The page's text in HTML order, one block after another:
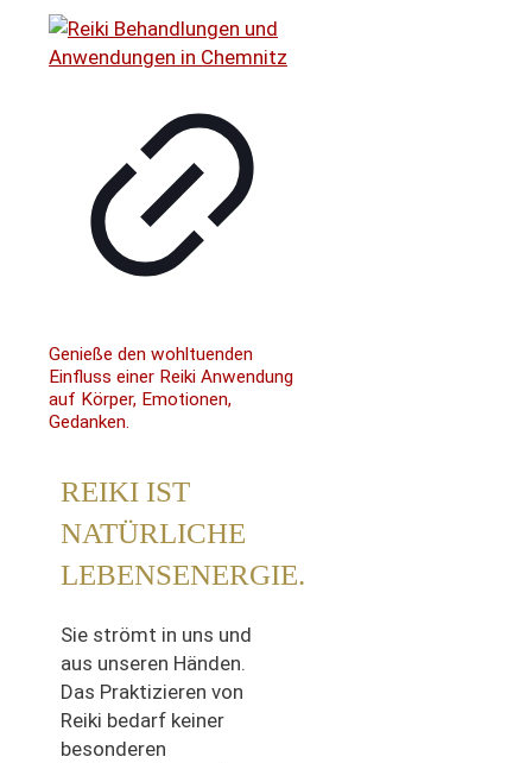
Genieße den wohltuenden
Einfluss einer Reiki Anwendung
auf Körper, Emotionen,
Gedanken.
REIKI IST
NATÜRLICHE
LEBENSENERGIE.
Sie strömt in uns und
aus unseren Händen.
Das Praktizieren von
Reiki bedarf keiner
besonderen